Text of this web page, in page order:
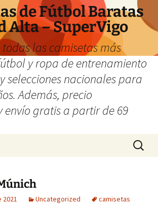
de Fútbol Baratas
Alta – SuperVigo
las camisetas más
y ropa de entrenamiento
selecciones nacionales para
Además, precio
envío gratis a partir de 69
Buscar:
2021 Uncategorized
camisetas